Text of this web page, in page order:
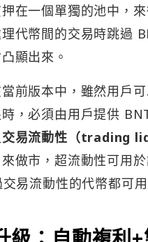
在一個單獨的池中，
代幣間的交易時跳過
顯出來。
前版本中，雖然用戶
，必須由用戶提供
交易流動性（trading
做市，超流動性可用
易流動性的代幣都可